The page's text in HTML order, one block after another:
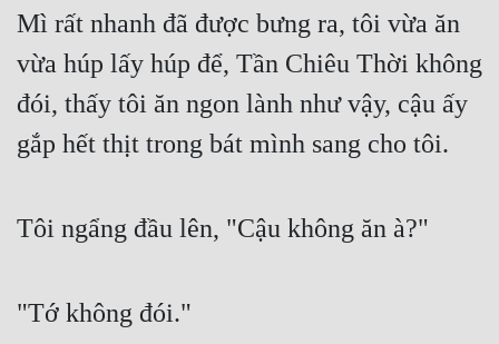
Truyện Nhập Môn
Truyện ngắn
Mì rất nhanh đã được bưng ra, tôi vừa ăn
vừa húp lấy húp để, Tần Chiêu Thời không
đói, thấy tôi ăn ngon lành như vậy, cậu ấy
gắp hết thịt trong bát mình sang cho tôi.
Tôi ngẩng đầu lên, "Cậu không ăn à?"
"Tớ không đói."